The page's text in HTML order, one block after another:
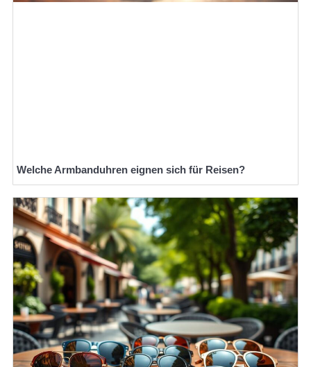
Welche Armbanduhren eignen sich für Reisen?